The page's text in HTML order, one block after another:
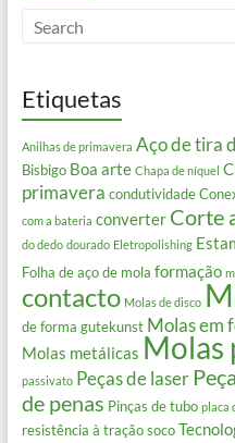
Etiquetas
Anilhas de primavera Aço de tira
Bisbigo Boa arte Chapa de níquel
primavera condutividade
com a bateria converter Corte
do dedo dourado Eletropolishing
Folha de aço de mola formação
contacto Molas de disco
de forma gutekunst Molas em
Molas metálicas Molas
passivato Peças de laser
de penas Pinças de tubo placa
resistência à tração soco